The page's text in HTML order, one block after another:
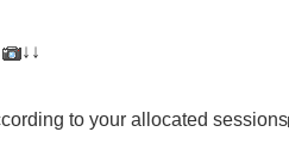
↓↓
to your allocated sessions